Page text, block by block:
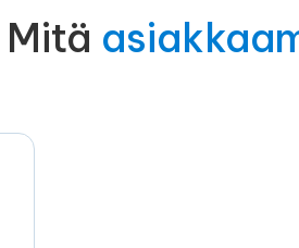
Mitä